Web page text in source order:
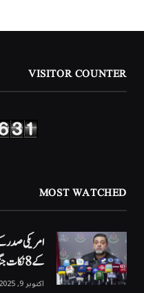
VISITOR COUNTER
MOST WATCHED
کے 8 نکات جنگ بندی کی بنیاد ہوں گے
اکتوبر 9, 2025